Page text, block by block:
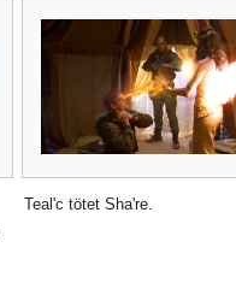
Teal'c tötet Sha're.